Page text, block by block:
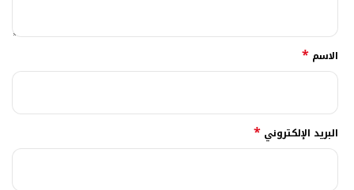
الاسم *
البريد الإلكتروني *